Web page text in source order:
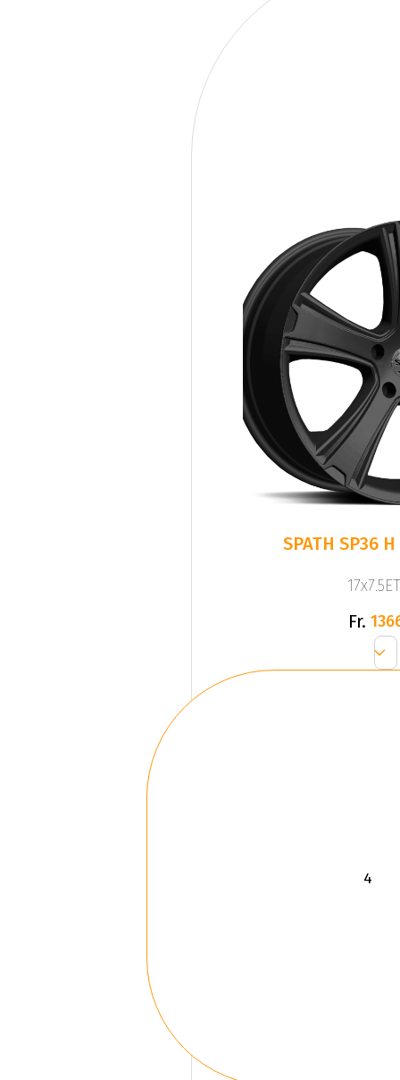
SPATH SP36
Fr.